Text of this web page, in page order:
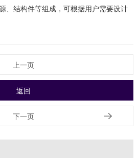
、结构件等组成，可根据用户需要设计
上一页
返回
下一页